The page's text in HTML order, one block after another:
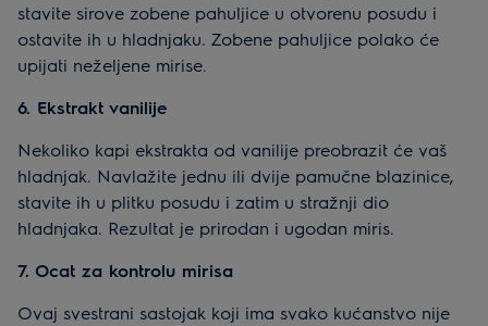
stavite sirove zobene pahuljice u otvorenu posudu i
ostavite ih u hladnjaku. Zobene pahuljice polako će
upijati neželjene mirise.
6. Ekstrakt vanilije
Nekoliko kapi ekstrakta od vanilije preobrazit će vaš
hladnjak. Navlažite jednu ili dvije pamučne blazinice,
stavite ih u plitku posudu i zatim u stražnji dio
hladnjaka. Rezultat je prirodan i ugodan miris.
7. Ocat za kontrolu mirisa
Ovaj svestrani sastojak koji ima svako kućanstvo nije